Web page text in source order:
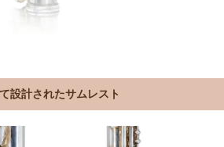
設計されたサムレスト